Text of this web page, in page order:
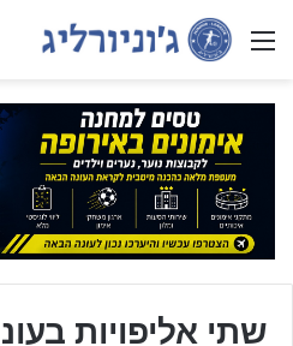
Menu
שתי אליפויות